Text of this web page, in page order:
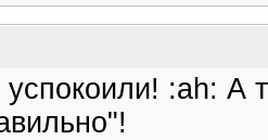
:ah: А